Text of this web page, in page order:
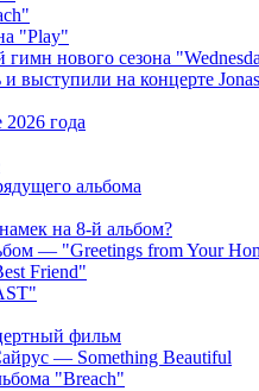
"Play"
нового сезона
выступили на концерте
года
альбома
на 8-й альбом?
— "Greetings from Your
Friend"
фильм
— Something Beautiful
"Breach"